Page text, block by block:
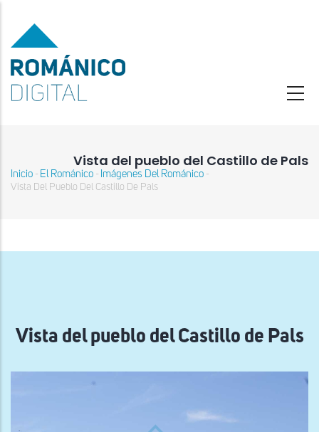
contenido
principal
Vista del pueblo del Castillo de Pals
Sobrescribir
ayuda
Inicio - El Románico - Imágenes Del Románico -
Vista Del Pueblo Del Castillo De Pals
Vista del pueblo del Castillo de Pals